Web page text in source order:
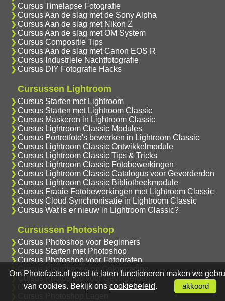
Cursus Timelapse Fotografie
Cursus Aan de slag met de Sony Alpha
Cursus Aan de slag met Nikon Z
Cursus Aan de slag met OM System
Cursus Compositie Tips
Cursus Aan de slag met Canon EOS R
Cursus Industriele Nachtfotografie
Cursus DIY Fotografie Hacks
Cursussen Lightroom
Cursus Starten met Lightroom
Cursus Starten met Lightroom Classic
Cursus Maskeren in Lightroom Classic
Cursus Lightroom Classic Modules
Cursus Portretfoto's bewerken in Lightroom Classic
Cursus Lightroom Classic Ontwikkelmodule
Cursus Lightroom Classic Tips & Tricks
Cursus Lightroom Classic Fotobewerkingen
Cursus Lightroom Classic Catalogus voor Gevorderden
Cursus Lightroom Classic Bibliotheekmodule
Cursus Fraaie Fotobewerkingen met Lightroom Classic
Cursus Cloud Synchronisatie in Lightroom Classic
Cursus Wat is er nieuw in Lightroom Classic?
Cursussen Photoshop
Cursus Photoshop voor Beginners
Cursus Starten met Photoshop
Cursus Photoshop voor Fotografen
Cursus Kleurtheorie en Colorgrading
Cursus Photoshop voor Gevorderden
Cursus Adobe Camera Raw
Om Photofacts.nl goed te laten functioneren maken we
van cookies. Bekijk ons cookiebeleid. akkoord